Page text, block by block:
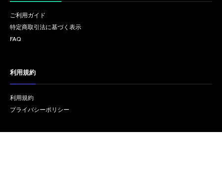
ご利用ガイド
特定商取引法に基づく表示
FAQ
利用規約
利用規約
プライバシーポリシー